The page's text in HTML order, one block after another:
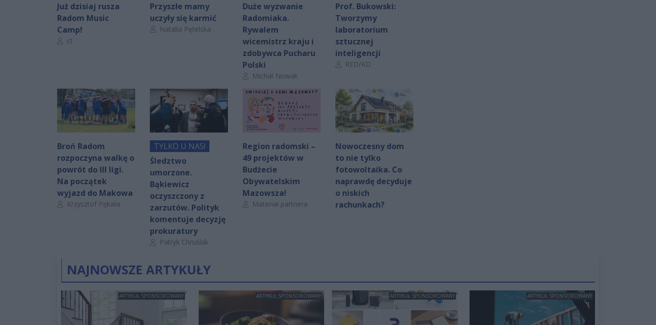
Już dzisiaj rusza
Radom Music
Camp!
Autor artykułu:
ct
Przyszłe mamy
uczyły się karmić
Autor artykułu:
Natalia Pętelska
Duże wyzwanie
Radomiaka.
Rywalem
wicemistrz kraju i
zdobywca Pucharu
Polski
Autor artykułu:
Michał Nowak
Prof. Bukowski:
Tworzymy
laboratorium
sztucznej
inteligencji
Autor artykułu:
RED/KD
Broń Radom
rozpoczyna walkę o
powrót do III ligi.
Na początek
wyjazd do Makowa
Autor artykułu:
Krzysztof Pękała
TYLKO U NAS!
Śledztwo
umorzone.
Bąkiewicz
oczyszczony z
zarzutów. Polityk
komentuje decyzję
prokuratury
Autor artykułu:
Patryk Chruślak
Region radomski –
49 projektów w
Budżecie
Obywatelskim
Mazowsza!
Autor artykułu:
Materiał partnera
Nowoczesny dom
to nie tylko
fotowoltaika. Co
naprawdę decyduje
o niskich
rachunkach?
NAJNOWSZE ARTYKUŁY
ARTYKUŁ SPONSOROWANY ARTYKUŁ SPONSOROWANY ARTYKUŁ SPONSOROWANY ARTYKUŁ SPONSOROWANY